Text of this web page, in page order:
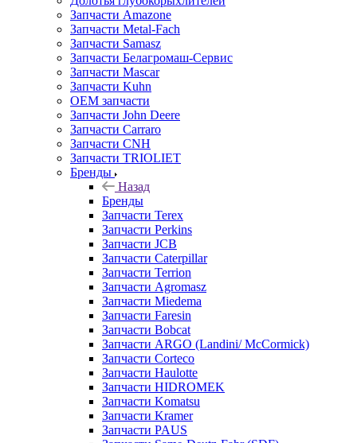
Запчасти Amazone
Запчасти Metal-Fach
Запчасти Samasz
Запчасти Белагромаш-Сервис
Запчасти Mascar
Запчасти Kuhn
OEM запчасти
Запчасти John Deere
Запчасти Carraro
Запчасти CNH
Запчасти TRIOLIET
Бренды
Назад
Бренды
Запчасти Terex
Запчасти Perkins
Запчасти JCB
Запчасти Caterpillar
Запчасти Terrion
Запчасти Agromasz
Запчасти Miedema
Запчасти Faresin
Запчасти Bobcat
Запчасти ARGO (Landini/ McCormick)
Запчасти Corteco
Запчасти Haulotte
Запчасти HIDROMEK
Запчасти Komatsu
Запчасти Kramer
Запчасти PAUS